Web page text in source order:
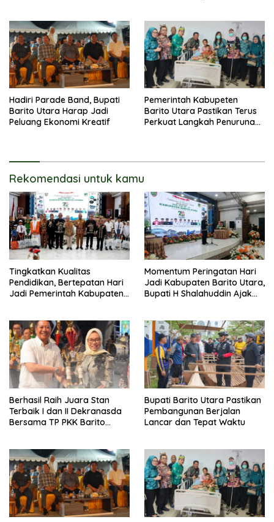
Hadiri Parade Band, Bupati
Barito Utara Harap Jadi
Peluang Ekonomi Kreatif
Pemerintah Kabupeten
Barito Utara Pastikan Terus
Perkuat Langkah Penurunan
Rekomendasi untuk kamu
Tingkatkan Kualitas
Pendidikan, Bertepatan Hari
Jadi Pemerintah Kabupaten
Momentum Peringatan Hari
Jadi Kabupaten Barito Utara,
Bupati H Shalahuddin Ajak
Daerah
Berhasil Raih Juara Stan
Terbaik I dan II Dekranasda
Bersama TP PKK Barito
Bupati Barito Utara Pastikan
Pembangunan Berjalan
Lancar dan Tepat Waktu